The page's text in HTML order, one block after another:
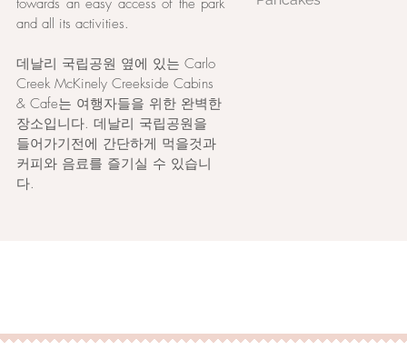
towards an easy access of the park
and all its activities.
데날리 국립공원 옆에 있는 Carlo
Creek McKinely Creekside Cabins
& Cafe는 여행자들을 위한 완벽한
장소입니다. 데날리 국립공원을
들어가기전에 간단하게 먹을것과
커피와 음료를 즐기실 수 있습니
다.